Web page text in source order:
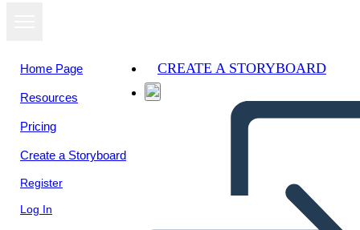
Home Page
Resources
Pricing
Create a Storyboard
Register
Log In
CREATE A STORYBOARD
View as
slideshow